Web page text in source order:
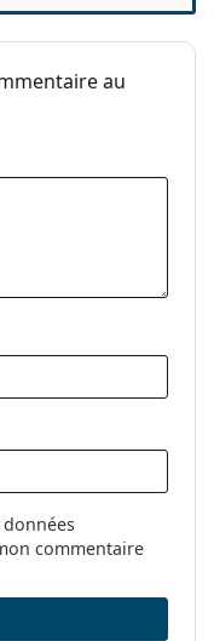
au
commentaire